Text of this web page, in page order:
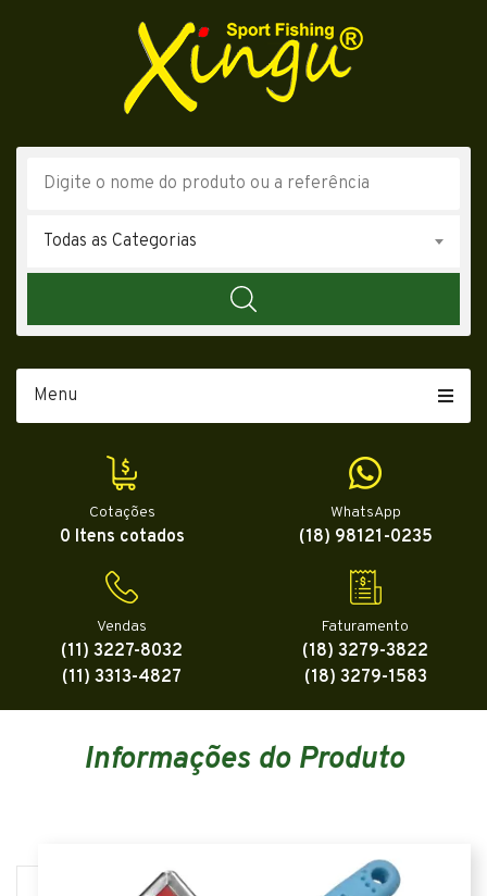
Todas as Categorias
Menu
Cotações
0 Itens cotados
WhatsApp
(18) 98121-0235
Vendas
(11) 3227-8032
(11) 3313-4827
Faturamento
(18) 3279-3822
(18) 3279-1583
Informações do Produto